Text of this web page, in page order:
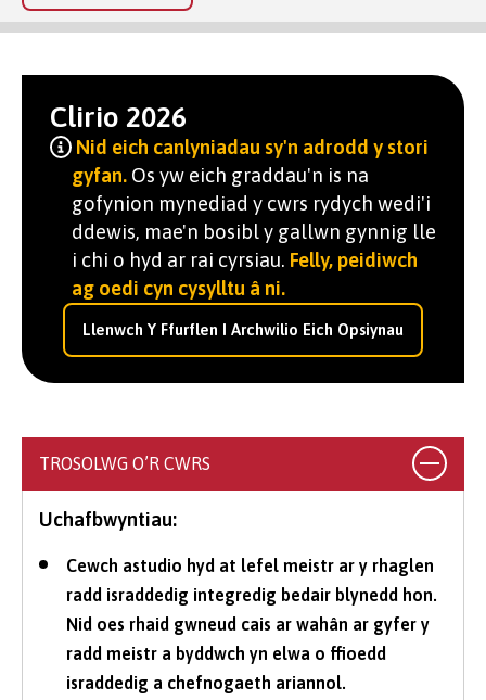
Clirio 2026
Nid eich canlyniadau sy'n adrodd y stori
gyfan. Os yw eich graddau'n is na
gofynion mynediad y cwrs rydych wedi'i
ddewis, mae'n bosibl y gallwn gynnig lle
i chi o hyd ar rai cyrsiau. Felly, peidiwch
ag oedi cyn cysylltu â ni.
Llenwch Y Ffurflen I Archwilio Eich Opsiynau
TROSOLWG O’R CWRS
Uchafbwyntiau:
Cewch astudio hyd at lefel meistr ar y rhaglen
radd israddedig integredig bedair blynedd hon.
Nid oes rhaid gwneud cais ar wahân ar gyfer y
radd meistr a byddwch yn elwa o ffioedd
israddedig a chefnogaeth ariannol.